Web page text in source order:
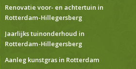
Renovatie voor- en achtertuin in
Rotterdam-Hillegersberg
Jaarlijks tuinonderhoud in
Rotterdam-Hillegersberg
Aanleg kunstgras in Rotterdam